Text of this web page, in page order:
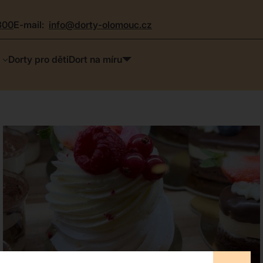
e-mail: info@dorty-olomouc.cz
Dorty pro dětiDort na míru